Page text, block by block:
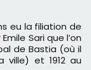
eu la filiation de
Sari que l’on
de Bastia (où il
ville) et 1912 au